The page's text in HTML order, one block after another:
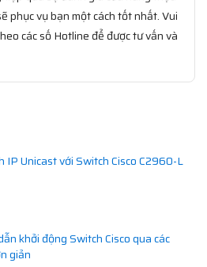
phục vụ bạn một cách tốt nhất. Vui
các số Hotline để được tư vấn và
IP Unicast với Switch Cisco C2960-L
khởi động Switch Cisco qua các
giản